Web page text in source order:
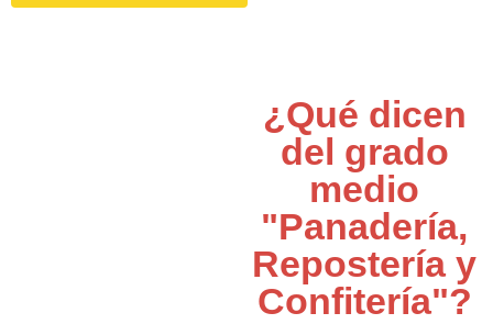
¿Qué dicen
del grado
medio
"Panadería,
Repostería y
Confitería"?